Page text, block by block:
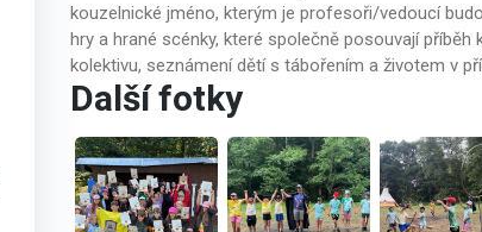
kouzelnické jméno, kterým je profesoři/vedoucí
hry a hrané scénky, které společně posouvají
kolektivu, seznámení dětí s tábořením a životem v
Další fotky